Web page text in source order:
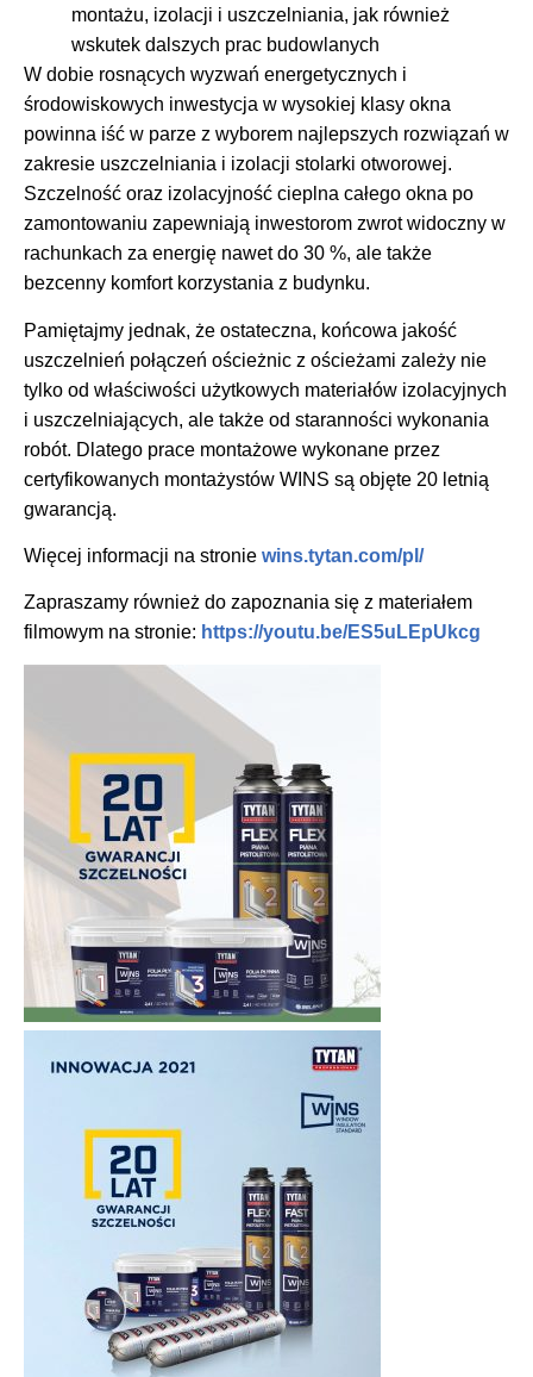
montażu, izolacji i uszczelniania, jak również
wskutek dalszych prac budowlanych
W dobie rosnących wyzwań energetycznych i
środowiskowych inwestycja w wysokiej klasy okna
powinna iść w parze z wyborem najlepszych rozwiązań w
zakresie uszczelniania i izolacji stolarki otworowej.
Szczelność oraz izolacyjność cieplna całego okna po
zamontowaniu zapewniają inwestorom zwrot widoczny w
rachunkach za energię nawet do 30 %, ale także
bezcenny komfort korzystania z budynku.
Pamiętajmy jednak, że ostateczna, końcowa jakość
uszczelnień połączeń ościeżnic z ościeżami zależy nie
tylko od właściwości użytkowych materiałów izolacyjnych
i uszczelniających, ale także od staranności wykonania
robót. Dlatego prace montażowe wykonane przez
certyfikowanych montażystów WINS są objęte 20 letnią
gwarancją.
Więcej informacji na stronie wins.tytan.com/pl/
Zapraszamy również do zapoznania się z materiałem
filmowym na stronie: https://youtu.be/ES5uLEpUkcg